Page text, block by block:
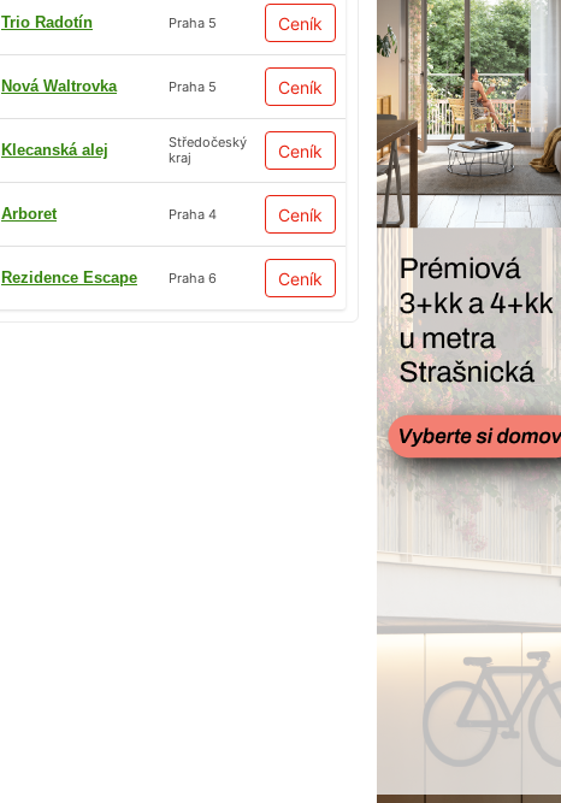
Trio Radotín Praha 5 Ceník
Nová Waltrovka Praha 5 Ceník
Klecanská alej
Středočeský
kraj
Ceník
Arboret Praha 4 Ceník
Rezidence Escape Praha 6 Ceník